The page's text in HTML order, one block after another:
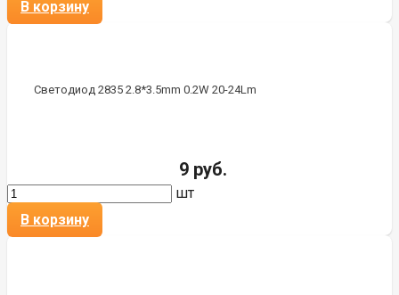
В корзину
Светодиод 2835 2.8*3.5mm 0.2W 20-24Lm
9 руб.
шт
В корзину